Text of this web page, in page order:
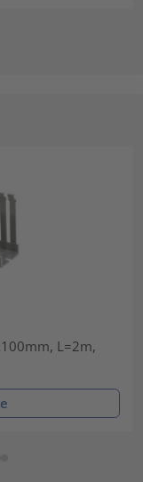
L=2m,